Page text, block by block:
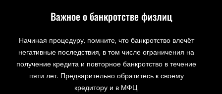
Важное о банкротстве физлиц
Начиная процедуру, помните, что банкротство влечёт
негативные последствия, в том числе ограничения на
получение кредита и повторное банкротство в течение
пяти лет. Предварительно обратитесь к своему
кредитору и в МФЦ.